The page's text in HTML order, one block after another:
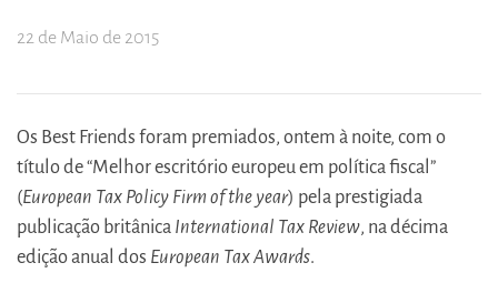
22 de Maio de 2015
Os Best Friends foram premiados, ontem à noite, com o
título de “Melhor escritório europeu em política fiscal”
(European Tax Policy Firm of the year) pela prestigiada
publicação britânica International Tax Review, na décima
edição anual dos European Tax Awards.